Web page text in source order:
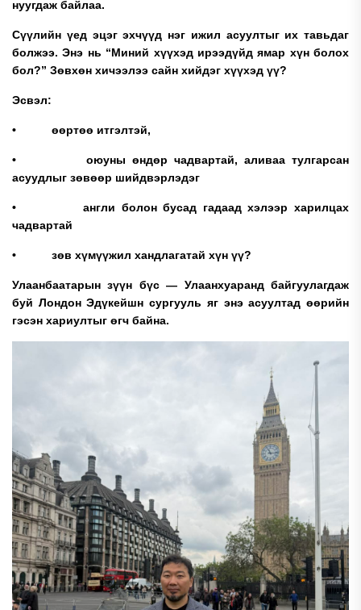
нуугдаж байлаа.
Сүүлийн үед эцэг эхчүүд нэг ижил асуултыг их тавьдаг
болжээ. Энэ нь “Миний хүүхэд ирээдүйд ямар хүн болох
бол?” Зөвхөн хичээлээ сайн хийдэг хүүхэд үү?
Эсвэл:
• өөртөө итгэлтэй,
• оюуны өндөр чадвартай, аливаа тулгарсан
асуудлыг зөвөөр шийдвэрлэдэг
• англи болон бусад гадаад хэлээр харилцах
чадвартай
• зөв хүмүүжил хандлагатай хүн үү?
Улаанбаатарын зүүн бүс — Улаанхуаранд байгуулагдаж
буй Лондон Эдүкейшн сургууль яг энэ асуултад өөрийн
гэсэн хариултыг өгч байна.